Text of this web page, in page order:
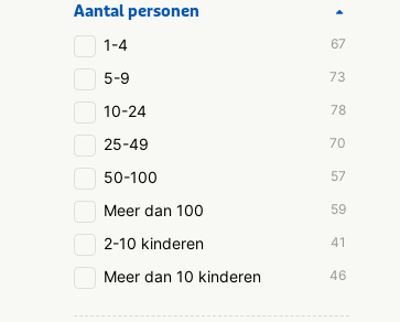
Aantal personen
1-4 67
5-9 73
10-24 78
25-49 70
50-100 57
Meer dan 100 59
2-10 kinderen 41
Meer dan 10 kinderen 46